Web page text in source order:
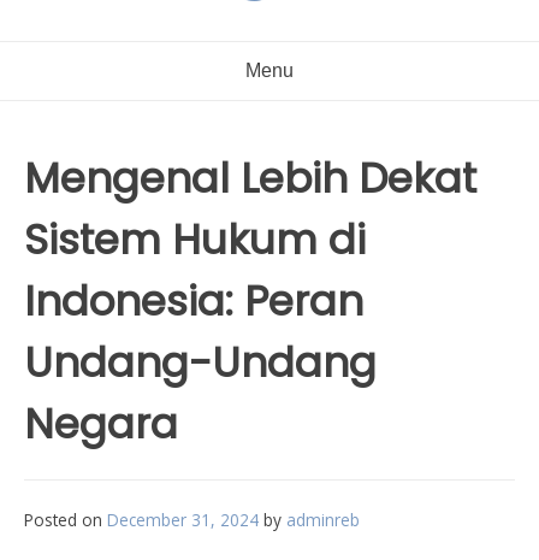
Menu
Mengenal Lebih Dekat
Sistem Hukum di
Indonesia: Peran
Undang-Undang
Negara
Posted on December 31, 2024 by adminreb